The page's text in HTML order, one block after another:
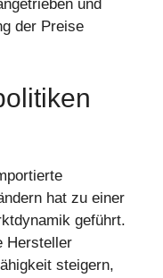
und
der Preise
hat zu einer
geführt.
Hersteller
steigern,